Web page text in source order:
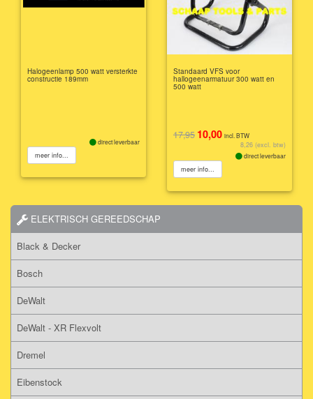
Halogeenlamp 500 watt versterkte
constructie 189mm
direct leverbaar
meer info...
Standaard VFS voor
hallogeenarmatuur 300 watt en
500 watt
17,95 10,00 incl. BTW
8,26 (excl. btw)
direct leverbaar
meer info...
ELEKTRISCH GEREEDSCHAP
Black & Decker
Bosch
DeWalt
DeWalt - XR Flexvolt
Dremel
Eibenstock